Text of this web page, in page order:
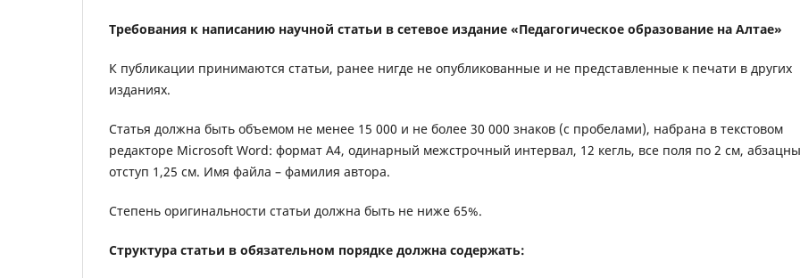
Требования к написанию научной статьи в сетевое издание «Педагогическое образование на Алтае»
К публикации принимаются статьи, ранее нигде не опубликованные и не представленные к печати в других
изданиях.
Статья должна быть объемом не менее 15 000 и не более 30 000 знаков (с пробелами), набрана в текстовом
редакторе Microsoft Word: формат А4, одинарный межстрочный интервал, 12 кегль, все поля по 2 см,
отступ 1,25 см. Имя файла – фамилия автора.
Степень оригинальности статьи должна быть не ниже 65%.
Структура статьи в обязательном порядке должна содержать: